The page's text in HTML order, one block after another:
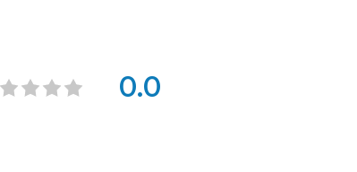
0.0